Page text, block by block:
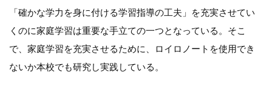
「確かな学力を身に付ける学習指導の工夫」を充実させてい
くのに家庭学習は重要な手立ての一つとなっている。そこ
で、家庭学習を充実させるために、ロイロノートを使用でき
ないか本校でも研究し実践している。